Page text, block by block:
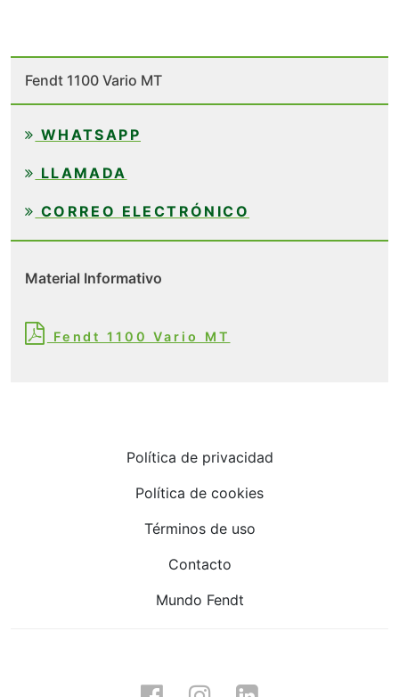
Fendt 1100 Vario MT
WHATSAPP
LLAMADA
CORREO ELECTRÓNICO
Material Informativo
Fendt 1100 Vario MT
Política de privacidad
Política de cookies
Términos de uso
Contacto
Mundo Fendt